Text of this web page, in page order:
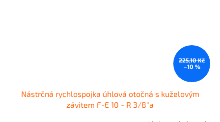
225,10 Kč
–10 %
Nástrčná rychlospojka úhlová otočná s kuželovým
závitem F-E 10 - R 3/8"a